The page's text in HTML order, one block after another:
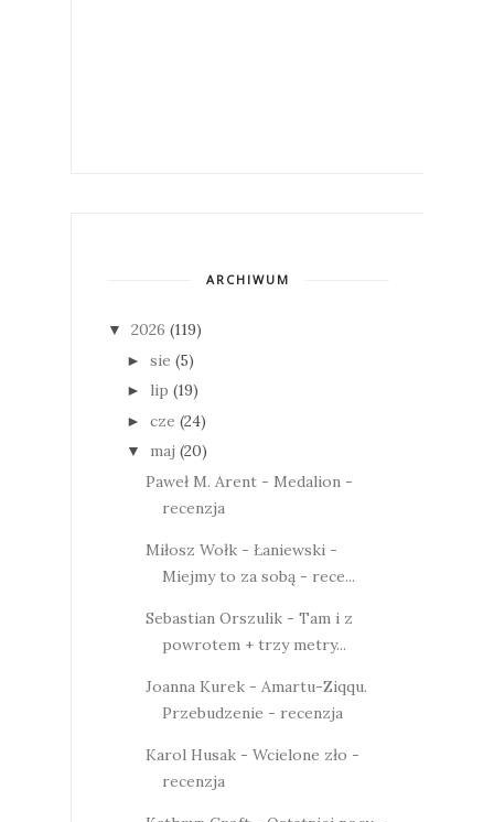
ARCHIWUM
▼ 2026 (119)
► sie (5)
► lip (19)
► cze (24)
▼ maj (20)
Paweł M. Arent - Medalion -
recenzja
Miłosz Wołk - Łaniewski -
Miejmy to za sobą - rece...
Sebastian Orszulik - Tam i z
powrotem + trzy metry...
Joanna Kurek - Amartu-Ziqqu.
Przebudzenie - recenzja
Karol Husak - Wcielone zło -
recenzja